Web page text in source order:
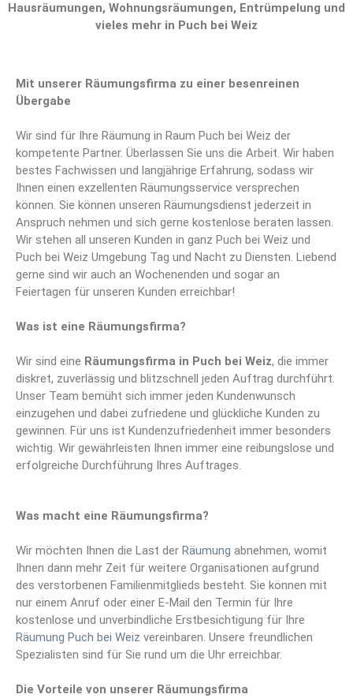
Hausräumungen, Wohnungsräumungen, Entrümpelung und
vieles mehr in Puch bei Weiz
Mit unserer Räumungsfirma zu einer besenreinen
Übergabe
Wir sind für Ihre Räumung in Raum Puch bei Weiz der
kompetente Partner. Überlassen Sie uns die Arbeit. Wir haben
bestes Fachwissen und langjährige Erfahrung, sodass wir
Ihnen einen exzellenten Räumungsservice versprechen
können. Sie können unseren Räumungsdienst jederzeit in
Anspruch nehmen und sich gerne kostenlose beraten lassen.
Wir stehen all unseren Kunden in ganz Puch bei Weiz und
Puch bei Weiz Umgebung Tag und Nacht zu Diensten. Liebend
gerne sind wir auch an Wochenenden und sogar an
Feiertagen für unseren Kunden erreichbar!
Was ist eine Räumungsfirma?
Wir sind eine Räumungsfirma in Puch bei Weiz, die immer
diskret, zuverlässig und blitzschnell jeden Auftrag durchführt.
Unser Team bemüht sich immer jeden Kundenwunsch
einzugehen und dabei zufriedene und glückliche Kunden zu
gewinnen. Für uns ist Kundenzufriedenheit immer besonders
wichtig. Wir gewährleisten Ihnen immer eine reibungslose und
erfolgreiche Durchführung Ihres Auftrages.
Was macht eine Räumungsfirma?
Wir möchten Ihnen die Last der Räumung abnehmen, womit
Ihnen dann mehr Zeit für weitere Organisationen aufgrund
des verstorbenen Familienmitglieds besteht. Sie können mit
nur einem Anruf oder einer E-Mail den Termin für Ihre
kostenlose und unverbindliche Erstbesichtigung für Ihre
Räumung Puch bei Weiz vereinbaren. Unsere freundlichen
Spezialisten sind für Sie rund um die Uhr erreichbar.
Die Vorteile von unserer Räumungsfirma